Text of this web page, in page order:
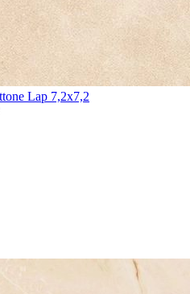
Lap 7,2x7,2